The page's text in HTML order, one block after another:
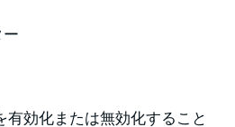
有効化または無効化すること